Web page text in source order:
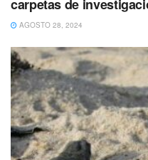
carpetas de
AGOSTO 28, 2024